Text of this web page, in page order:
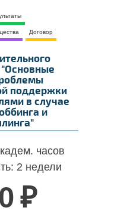
Договор
поддержки
в случае
и
часов
2 недели
₽